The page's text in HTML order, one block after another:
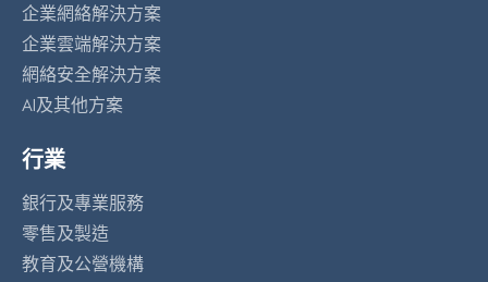
企業網絡解決方案
企業雲端解決方案
網絡安全解決方案
AI及其他方案
行業
銀行及專業服務
零售及製造
教育及公營機構